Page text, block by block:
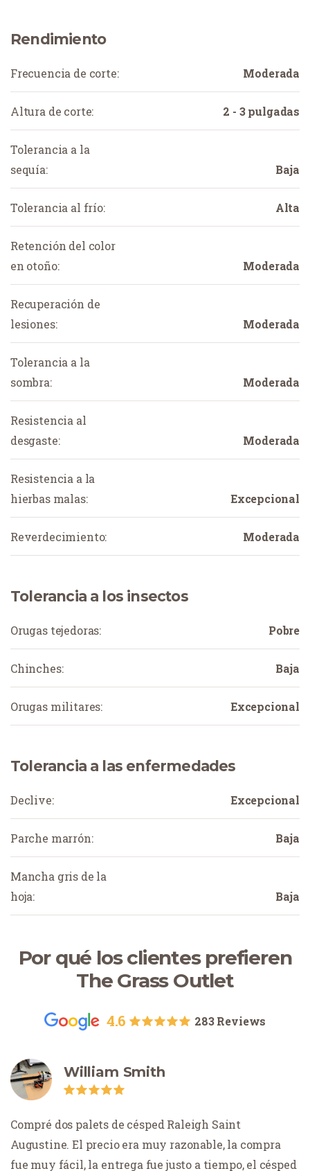
Rendimiento
Frecuencia de corte: Moderada
Altura de corte: 2 - 3 pulgadas
Tolerancia a la
sequía:
Baja
Tolerancia al frío: Alta
Retención del color
en otoño:
Moderada
Recuperación de
lesiones:
Moderada
Tolerancia a la
sombra:
Moderada
Resistencia al
desgaste:
Moderada
Resistencia a la
hierbas malas:
Excepcional
Reverdecimiento: Moderada
Tolerancia a los insectos
Orugas tejedoras: Pobre
Chinches: Baja
Orugas militares: Excepcional
Tolerancia a las enfermedades
Declive: Excepcional
Parche marrón: Baja
Mancha gris de la
hoja:
Baja
Por qué los clientes prefieren
The Grass Outlet
4.6 283 Reviews
William Smith
Compré dos palets de césped Raleigh Saint
Augustine. El precio era muy razonable, la compra
fue muy fácil, la entrega fue justo a tiempo, el césped